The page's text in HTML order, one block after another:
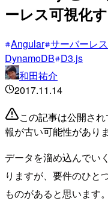
ーレス可視化
Angular サーバーレス
DynamoDB D3.js
和田祐介
2017.11.14
この記事は公開さ
報が古い可能性があり
データを溜め込んでい
りますが、要件のひと
ものがあると思います